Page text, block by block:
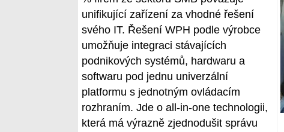
unifikující zařízení za vhodné řešení
svého IT. Řešení WPH podle výrobce
umožňuje integraci stávajících
podnikových systémů, hardwaru a
softwaru pod jednu univerzální
platformu s jednotným ovládacím
rozhraním. Jde o all-in-one technologii,
která má výrazně zjednodušit správu